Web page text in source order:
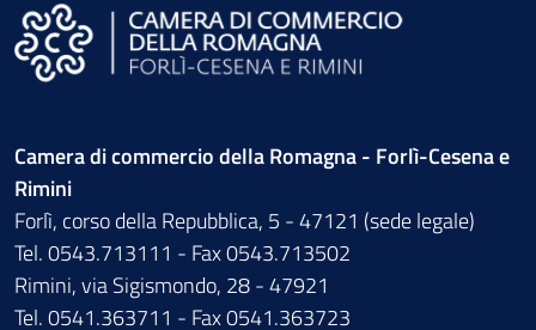
Camera di commercio della Romagna - Forlì-Cesena e
Rimini
Forlì, corso della Repubblica, 5 - 47121 (sede legale)
Tel. 0543.713111 - Fax 0543.713502
Rimini, via Sigismondo, 28 - 47921
Tel. 0541.363711 - Fax 0541.363723